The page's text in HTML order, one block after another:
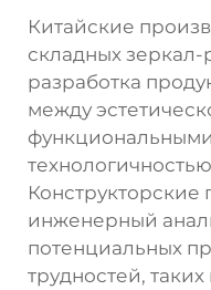
Китайские
складных зеркал-
разработка
между
Конструкторские
инженерный
потенциальных
трудностей,